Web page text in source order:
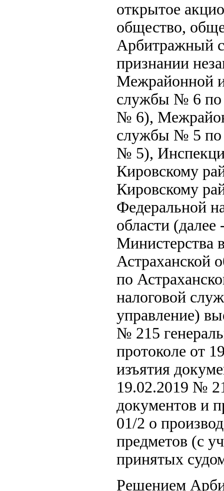
открытое
общество,
Арбитражный
признании
Межрайонной
службы № 6 по
№ 6),
службы № 5 по
№ 5),
Кировскому
Кировскому
Федеральной
области
Министерства
Астраханской
по
налоговой
управление)
№ 215
протоколе от
изъятия
19.02.2019 №
документов и
01/2 о
предметов (с
принятых
Решением